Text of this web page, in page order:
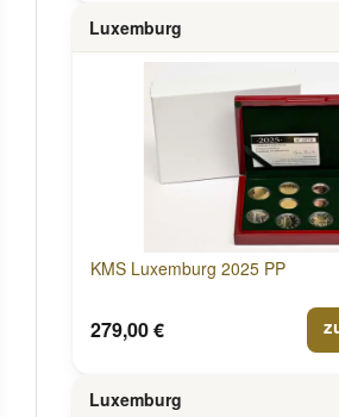
Luxemburg
KMS Luxemburg 2025 PP
279,00 €
Luxemburg